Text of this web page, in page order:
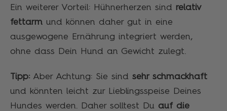
Ein weiterer Vorteil: Hühnerherzen sind relativ
fettarm und können daher gut in eine
ausgewogene Ernährung integriert werden,
ohne dass Dein Hund an Gewicht zulegt.
Tipp: Aber Achtung: Sie sindsehr schmackhaft
und könnten leicht zur Lieblingsspeise Deines
Hundes werden. Daher solltest Du auf die